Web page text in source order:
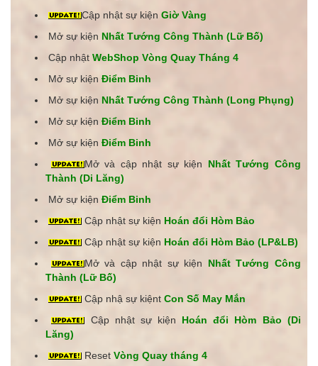
Cập nhật sự kiệnGiờ Vàng
Mở sự kiện Nhất Tướng Công Thành (Lữ Bố)
Cập nhậtWebShop Vòng Quay Tháng 4
Mở sự kiệnĐiểm Binh
Mở sự kiện Nhất Tướng Công Thành (Long Phụng)
Mở sự kiệnĐiểm Binh
Mở sự kiệnĐiểm Binh
Mở và cập nhật sự kiện Nhất Tướng Công
Thành (Di Lăng)
Mở sự kiệnĐiểm Binh
Cập nhật sự kiện Hoán đổi Hòm Bảo
Cập nhật sự kiện Hoán đổi Hòm Bảo (LP&LB)
Mở và cập nhật sự kiện Nhất Tướng Công
Thành (Lữ Bố)
Cập nhậ sự kiệntCon Số May Mắn
Cập nhật sự kiện Hoán đổi Hòm Bảo (Di
Lăng)
ResetVòng Quay tháng 4